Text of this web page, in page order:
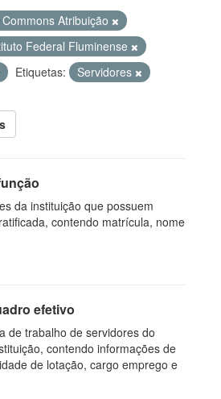
Atribuição
Federal Fluminense
Etiquetas:
Servidores
da instituição que possuem
contendo matrícula, nome
efetivo
de trabalho de servidores do
contendo informações de
de lotação, cargo emprego e